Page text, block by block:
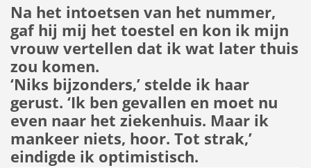
Na het intoetsen van het nummer,
gaf hij mij het toestel en kon ik mijn
vrouw vertellen dat ik wat later thuis
zou komen.
‘Niks bijzonders,’ stelde ik haar
gerust. ‘Ik ben gevallen en moet nu
even naar het ziekenhuis. Maar ik
mankeer niets, hoor. Tot strak,’
eindigde ik optimistisch.